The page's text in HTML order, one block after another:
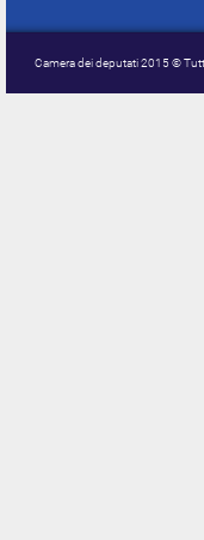
Camera dei deputati 2015 ©